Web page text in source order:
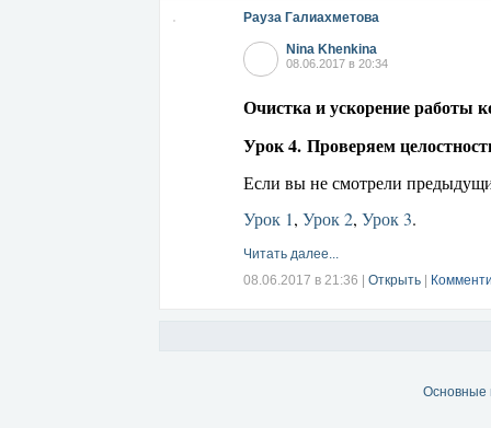
Рауза Галиахметова
Nina Khenkina
08.06.2017 в 20:34
Очистка и ускорение работы
Урок 4. Проверяем
Если вы не смотрели
Урок 1, Урок 2, Урок 3.
Читать далее...
08.06.2017 в 21:36
Открыть
Основные